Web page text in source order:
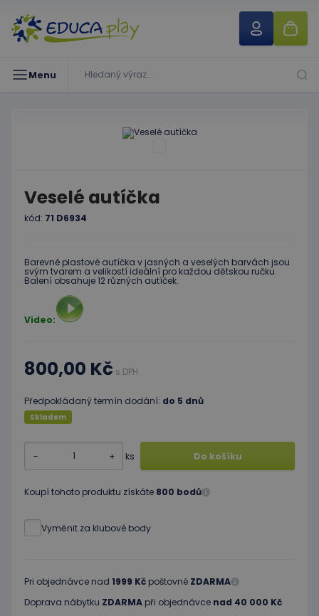
Menu
Veselé autíčka
kód: 71 D6934
Barevné plastové autíčka v jasných a veselých barvách jsou
svým tvarem a velikostí ideální pro každou dětskou ručku.
Balení obsahuje 12 různých autíček.
Video:
800,00 Kč s DPH
Předpokládaný termín dodání: do 5 dnů
Skladem
- + ks Do košíku
Koupí tohoto produktu získáte 800 bodů
Vyměnit za klubové body
Pri objednávce nad 1999 Kč poštovné ZDARMA
Doprava nábytku ZDARMA při objednávce nad 40 000 Kč